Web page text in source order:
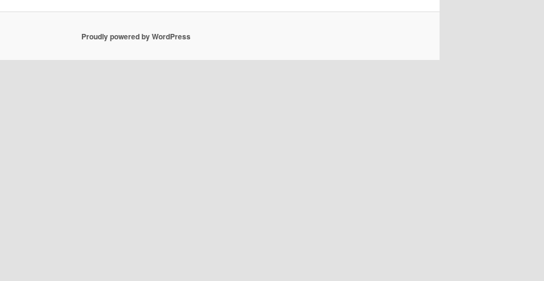
Proudly powered by WordPress